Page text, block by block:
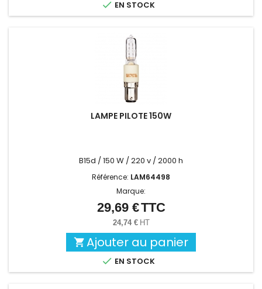
 EN STOCK
LAMPE PILOTE 150W
B15d / 150 W / 220 v / 2000 h
Référence: LAM64498
Marque:
Prix
29,69 €TTC
24,74 € HT
 Ajouter au panier
 EN STOCK